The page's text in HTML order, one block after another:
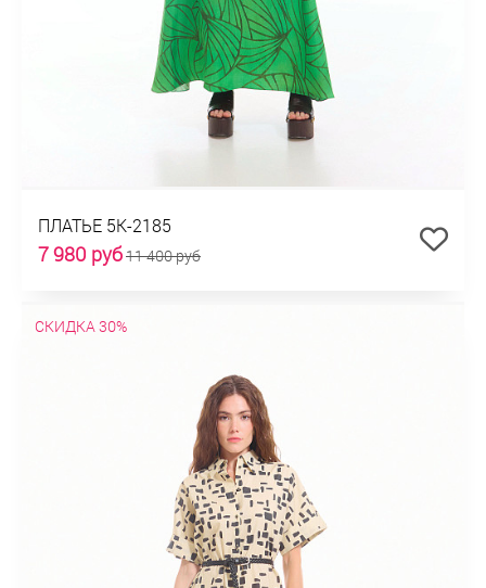
ПЛАТЬЕ 5К-2185
7 980 руб11 400 руб
СКИДКА 30%